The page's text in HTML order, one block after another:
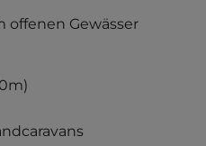
offenen Gewässer